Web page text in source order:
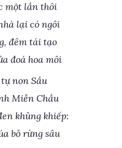
một lần thôi
lại có ngôi
đêm tái tạo
đoá hoa môi
non Sầu
Miễn Chầu
khủng khiếp:
bỏ rừng sâu